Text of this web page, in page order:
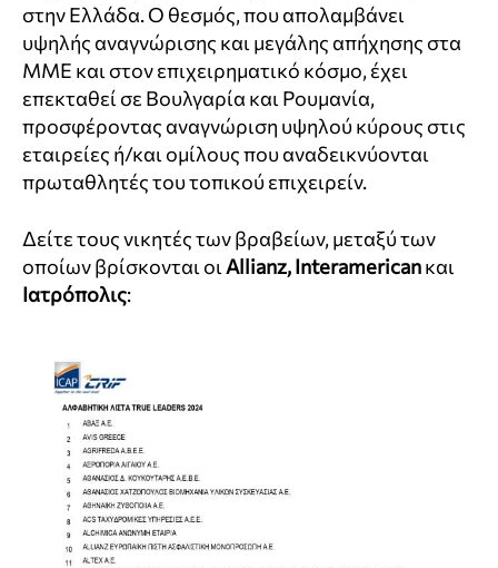
στην Ελλάδα. O θεσμός, που απολαμβάνει
υψηλής αναγνώρισης και μεγάλης απήχησης στα
ΜΜΕ και στον επιχειρηματικό κόσμο, έχει
επεκταθεί σε Βουλγαρία και Ρουμανία,
προσφέροντας αναγνώριση υψηλού κύρους στις
εταιρείες ή/και ομίλους που αναδεικνύονται
πρωταθλητές του τοπικού επιχειρείν.
Δείτε τους νικητές των βραβείων, μεταξύ των
οποίων βρίσκονται οιAllianz, Interamericanκαι
Ιατρόπολις: